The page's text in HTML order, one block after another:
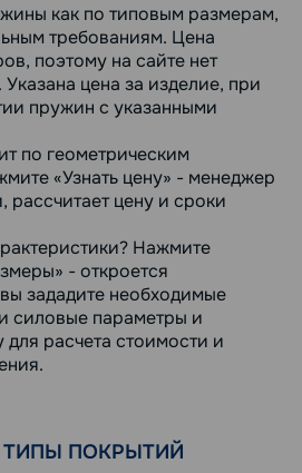
как по типовым размерам,
требованиям. Цена
поэтому на сайте нет
цена за изделие, при
пружин с указанными
по геометрическим
«Узнать цену» - менеджер
рассчитает цену и сроки
Нажмите
- откроется
вы зададите необходимые
силовые параметры и
для расчета стоимости и
ПОКРЫТИЙ